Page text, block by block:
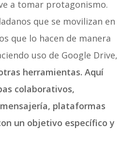
a tomar protagonismo.
que se movilizan en
que lo hacen de manera
uso de Google Drive,
herramientas. Aquí
colaborativos,
plataformas
un objetivo específico y